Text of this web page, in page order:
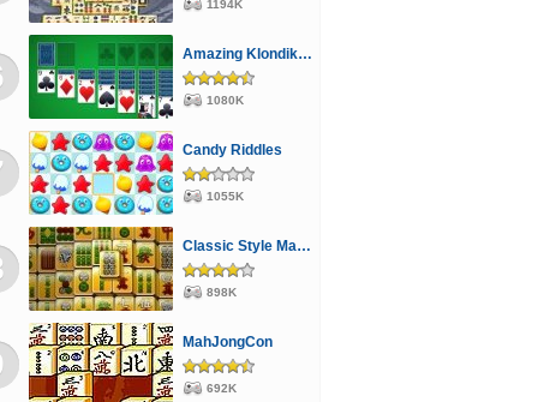
1194K
Amazing Klondike Solitaire
1080K
Candy Riddles
1055K
Classic Style Mahjong
898K
MahJongCon
692K